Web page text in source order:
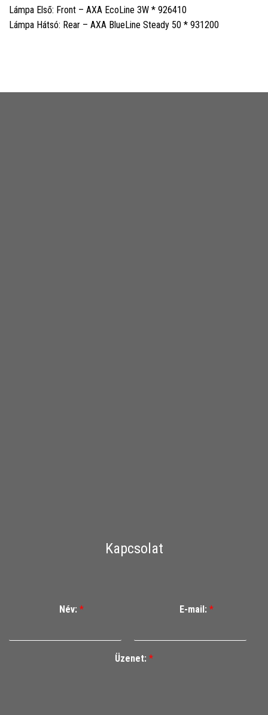
Lámpa Első: Front – AXA EcoLine 3W * 926410
Lámpa Hátsó: Rear – AXA BlueLine Steady 50 * 931200
Kapcsolat
Név: * E-mail: *
Üzenet: *